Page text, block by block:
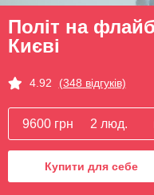
Політ на
Києві
4.92 (348 відгуків)
9600 грн 2 люд.
Купити для себе